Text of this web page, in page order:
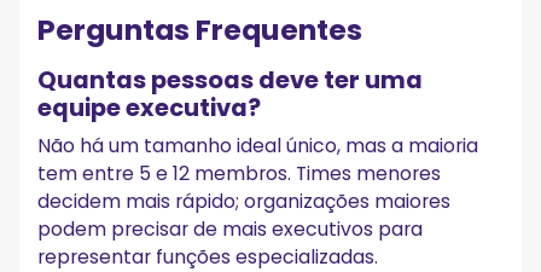
Perguntas Frequentes
Quantas pessoas deve ter uma
equipe executiva?
Não há um tamanho ideal único, mas a maioria
tem entre 5 e 12 membros. Times menores
decidem mais rápido; organizações maiores
podem precisar de mais executivos para
representar funções especializadas.